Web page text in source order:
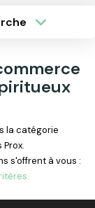
la catégorie
s'offrent à vous :